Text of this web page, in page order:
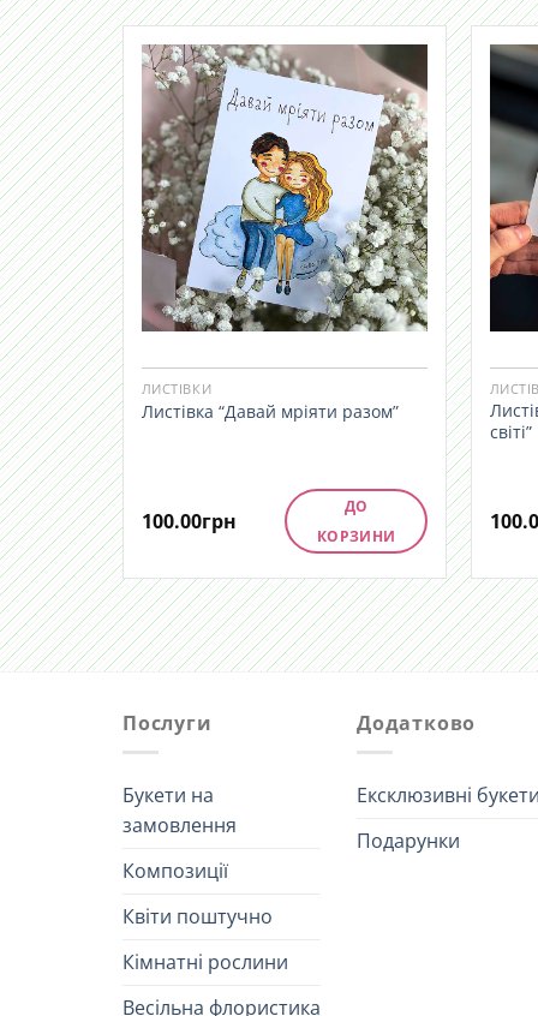
ЛИСТІВКИ
Листівка “Давай мріяти разом”
100.00грн
ДО
КОРЗИНИ
світі”
Послуги
Букети на
замовлення
Композиції
Квіти поштучно
Кімнатні рослини
Весільна флористика
Додатково
Ексклюзивні
Подарунки